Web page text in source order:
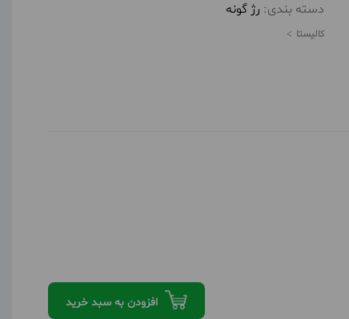
دسته بندی: رژ گونه
کالیستا
افزودن به سبد خرید